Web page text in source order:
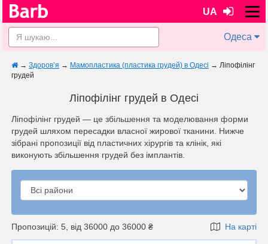
UA
Одеса
→ Здоров’я → Мамопластика (пластика грудей) в Одесі → Ліпофілінг
грудей
Ліпофілінг грудей в Одесі
Ліпофілінг грудей — це збільшення та моделювання форми
грудей шляхом пересадки власної жирової тканини. Нижче
зібрані пропозиції від пластичних хірургів та клінік, які
виконують збільшення грудей без імплантів.
Пропозицій: 5, від 36000 до 36000 ₴ На карті